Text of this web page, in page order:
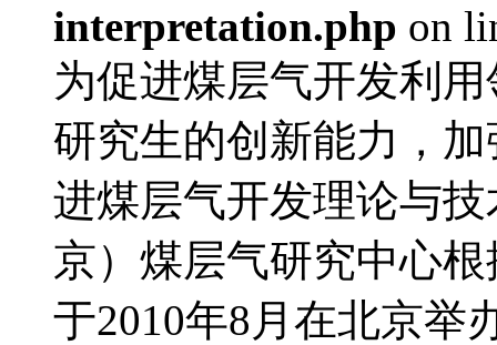
interpretation.php on
为促进煤层气开发利
研究生的创新能力，
进煤层气开发理论与
京）煤层气研究中心
于2010年8月在北京举